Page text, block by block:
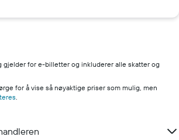
gjelder for e-billetter og inkluderer alle skatter og
for å vise så nøyaktige priser som mulig, men
.